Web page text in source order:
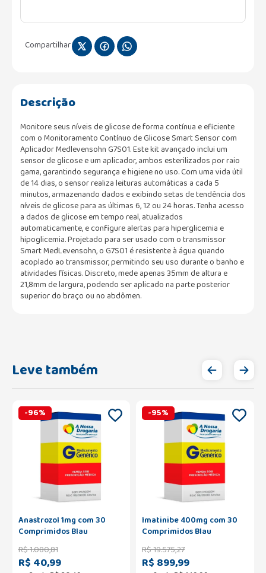
Compartilhar
Descrição
Monitore seus níveis de glicose de forma contínua e eficiente
com o Monitoramento Contínuo de Glicose Smart Sensor com
Aplicador Medlevensohn G7S01. Este kit avançado inclui um
sensor de glicose e um aplicador, ambos esterilizados por raio
gama, garantindo segurança e higiene no uso. Com uma vida útil
de 14 dias, o sensor realiza leituras automáticas a cada 5
minutos, armazenando dados e exibindo setas de tendência dos
níveis de glicose para as últimas 6, 12 ou 24 horas. Tenha acesso
a dados de glicose em tempo real, atualizados
automaticamente, e configure alertas para hiperglicemia e
hipoglicemia. Projetado para ser usado com o transmissor
Smart MedLevensohn, o G7S01 é resistente à água quando
acoplado ao transmissor, permitindo seu uso durante o banho e
atividades físicas. Discreto, mede apenas 35mm de altura e
21,8mm de largura, podendo ser aplicado na parte posterior
superior do braço ou no abdômen.
Leve também
-96%
Anastrozol 1mg com 30
Comprimidos Blau
R$1.080,81
R$ 40,99
-95%
Imatinibe 400mg com 30
Comprimidos Blau
R$19.575,27
R$ 899,99